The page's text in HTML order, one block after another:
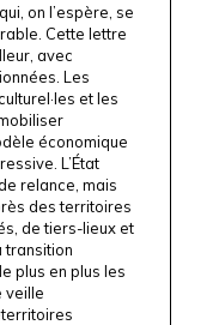
on l’espère, se
Cette lettre
avec
Les
et les
économique
L’État
relance, mais
des territoires
de tiers-lieux et
transition
plus en plus les
veille